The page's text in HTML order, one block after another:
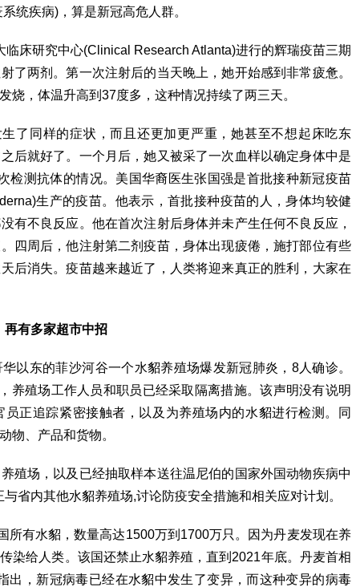
统疾病)，算是新冠高危人群。
床研究中心(Clinical Research Atlanta)进行的辉瑞疫苗三期
了两剂。第一次注射后的当天晚上，她开始感到非常疲惫。
烧，体温升高到37度多，这种情况持续了两三天。
了同样的症状，而且还更加更严重，她甚至不想起床吃东
后就好了。一个月后，她又被采了一次血样以确定身体中是
检测抗体的情况。美国华裔医生张国强是首批接种新冠疫苗
生产的疫苗。他表示，首批接种疫苗的人，身体均较健
有不良反应。他在首次注射后身体并未产生任何不良反应，
四周后，他注射第二剂疫苗，身体出现疲倦，施打部位有些
后消失。疫苗越来越近了，人类将迎来真正的胜利，大家在
有多家超市中招
以东的菲沙河谷一个水貂养殖场爆发新冠肺炎，8人确诊。
养殖场工作人员和职员已经采取隔离措施。该声明没有说明
正追踪紧密接触者，以及为养殖场内的水貂进行检测。同
物、产品和货物。
殖场，以及已经抽取样本送往温尼伯的国家外国动物疾病中
省内其他水貂养殖场,讨论防疫安全措施和相关应对计划。
所有水貂，数量高达1500万到1700万只。因为丹麦发现在养
染给人类。该国还禁止水貂养殖，直到2021年底。丹麦首相
出，新冠病毒已经在水貂中发生了变异，而这种变异的病毒